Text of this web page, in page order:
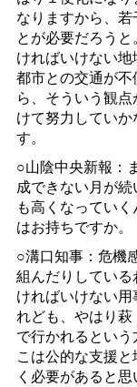
なりますから、
とが必要だろう
ければいけない
都市との交通が
ら、そういう観
けて努力してい
す。
○山陰中央新報：
成できない月が
も高くなってい
はお持ちですか。
○溝口知事：危機
組んだりしてい
ければいけない
れども、やはり
で行かれるとい
こは公的な支援
く必要があると思